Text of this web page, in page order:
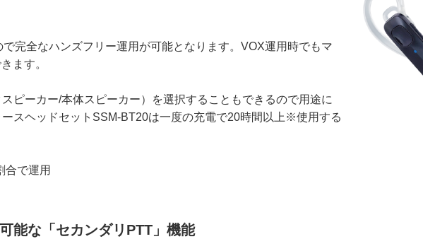
完全なハンズフリー運用が可能となります。VOX運用時でもマ
ます。
ピーカー/本体スピーカー）を選択することもできるので用途に
スヘッドセットSSM-BT20は一度の充電で20時間以上※使用する
合で運用
能な「セカンダリPTT」機能